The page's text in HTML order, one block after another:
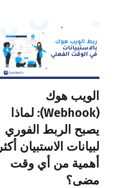
الويب هوك
(Webhook): لماذا
يصبح الربط الفوري
لبيانات الاستبيان أكثر
أهمية من أي وقت
مضى؟